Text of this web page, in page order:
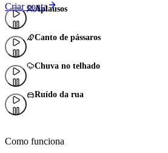
Criar contaAplausos
Canto de pássaros
Chuva no telhado
Ruído da rua
Como funciona